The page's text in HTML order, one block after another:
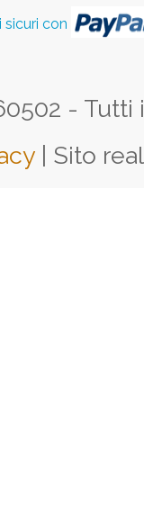
sicuri con
-
| Sito